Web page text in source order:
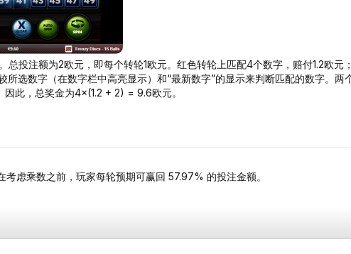
投注额为2欧元，即每个转轮1欧元。红色转轮上匹配4个数字，赔付1.2欧元
选数字（在数字栏中高亮显示）和“最新数字”的显示来判断匹配的数字。两
此，总奖金为4×(1.2 + 2) = 9.6欧元。
虑乘数之前，玩家每轮预期可赢回 57.97% 的投注金额。